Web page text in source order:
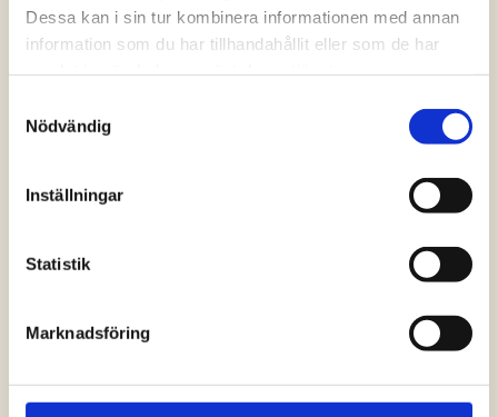
Dessa kan i sin tur kombinera informationen med annan
information som du har tillhandahållit eller som de har
Nödvändig
Inställningar
Statistik
Marknadsföring
Vanliga frågor och
hemsidan?